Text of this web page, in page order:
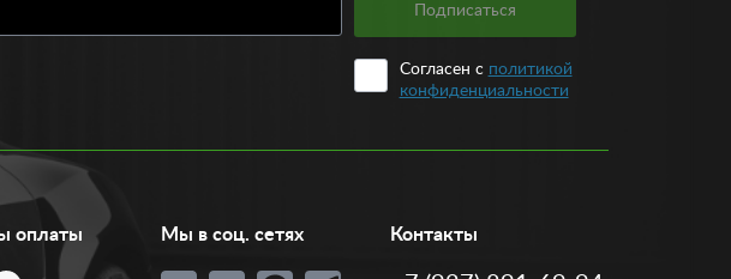
Подписаться
Согласен с политикой
конфиденциальности
оплаты Мы в соц. сетях Контакты